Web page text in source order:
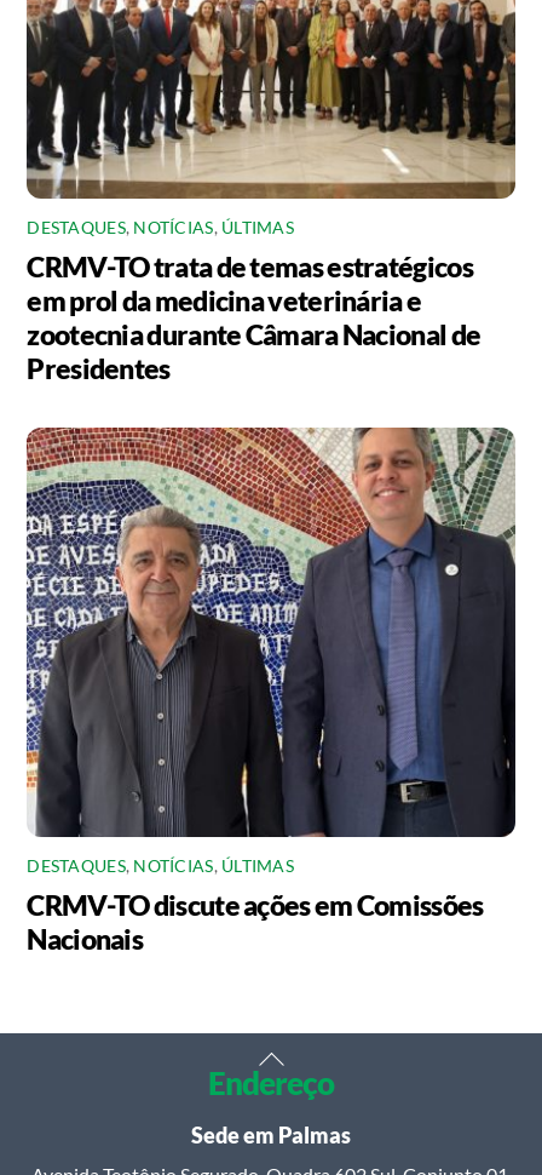
DESTAQUES, NOTÍCIAS, ÚLTIMAS
CRMV-TO trata de temas estratégicos
em prol da medicina veterinária e
zootecnia durante Câmara Nacional de
Presidentes
DESTAQUES, NOTÍCIAS, ÚLTIMAS
CRMV-TO discute ações em Comissões
Nacionais
Back
To
Top
Endereço
Sede em Palmas